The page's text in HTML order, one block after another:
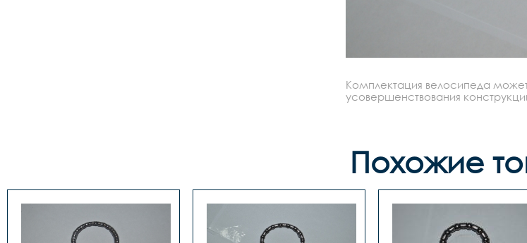
Комплектация велосипеда может
усовершенствования
Похожие